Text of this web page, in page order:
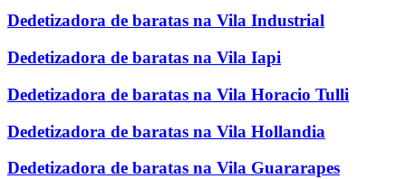
Dedetizadora de baratas na Vila Industrial
Dedetizadora de baratas na Vila Iapi
Dedetizadora de baratas na Vila Horacio Tulli
Dedetizadora de baratas na Vila Hollandia
Dedetizadora de baratas na Vila Guararapes